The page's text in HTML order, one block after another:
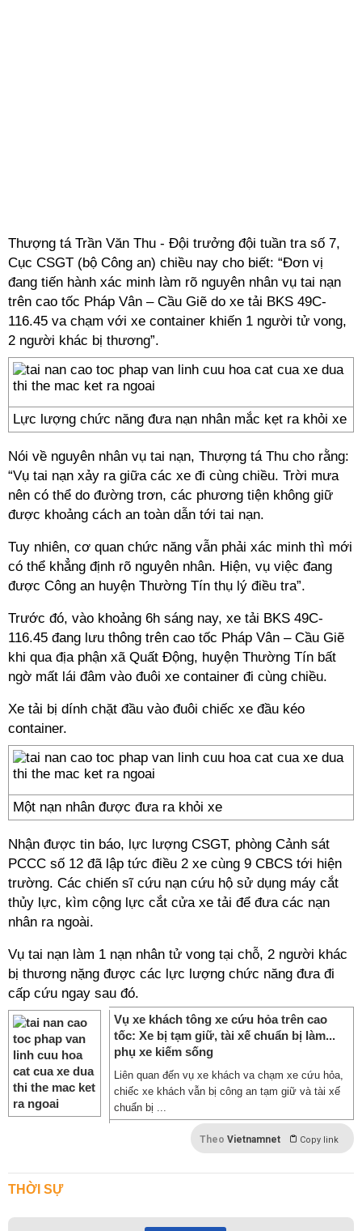
Thượng tá Trần Văn Thu - Đội trưởng đội tuần tra số 7,
Cục CSGT (bộ Công an) chiều nay cho biết: “Đơn vị
đang tiến hành xác minh làm rõ nguyên nhân vụ tai nạn
trên cao tốc Pháp Vân – Cầu Giẽ do xe tải BKS 49C-
116.45 va chạm với xe container khiến 1 người tử vong,
2 người khác bị thương”.
Lực lượng chức năng đưa nạn nhân mắc kẹt ra khỏi xe
Nói về nguyên nhân vụ tai nạn, Thượng tá Thu cho rằng:
“Vụ tai nạn xảy ra giữa các xe đi cùng chiều. Trời mưa
nên có thể do đường trơn, các phương tiện không giữ
được khoảng cách an toàn dẫn tới tai nạn.
Tuy nhiên, cơ quan chức năng vẫn phải xác minh thì mới
có thể khẳng định rõ nguyên nhân. Hiện, vụ việc đang
được Công an huyện Thường Tín thụ lý điều tra”.
Trước đó, vào khoảng 6h sáng nay, xe tải BKS 49C-
116.45 đang lưu thông trên cao tốc Pháp Vân – Cầu Giẽ
khi qua địa phận xã Quất Động, huyện Thường Tín bất
ngờ mất lái đâm vào đuôi xe container đi cùng chiều.
Xe tải bị dính chặt đầu vào đuôi chiếc xe đầu kéo
container.
Một nạn nhân được đưa ra khỏi xe
Nhận được tin báo, lực lượng CSGT, phòng Cảnh sát
PCCC số 12 đã lập tức điều 2 xe cùng 9 CBCS tới hiện
trường. Các chiến sĩ cứu nạn cứu hộ sử dụng máy cắt
thủy lực, kìm cộng lực cắt cửa xe tải để đưa các nạn
nhân ra ngoài.
Vụ tai nạn làm 1 nạn nhân tử vong tại chỗ, 2 người khác
bị thương nặng được các lực lượng chức năng đưa đi
cấp cứu ngay sau đó.
Vụ xe khách tông xe cứu hỏa trên cao
tốc: Xe bị tạm giữ, tài xế chuẩn bị làm...
phụ xe kiếm sống
Liên quan đến vụ xe khách va chạm xe cứu hỏa,
chiếc xe khách vẫn bị công an tạm giữ và tài xế
chuẩn bị ...
Theo Vietnamnet Copy link
THỜI SỰ